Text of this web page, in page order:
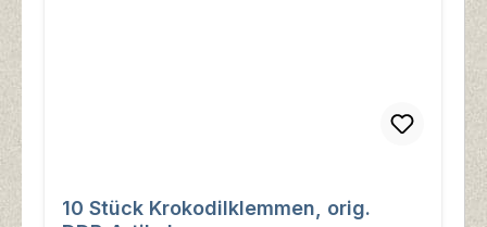
10 Stück Krokodilklemmen, orig.